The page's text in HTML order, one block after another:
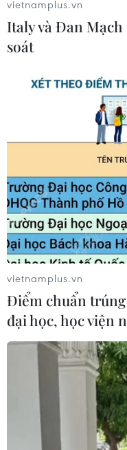
#Thụy Sĩ #Davos
#Xe trượt tuyết
Theo dõi VietnamPlus
TIN LIÊN QUAN
vietnamplus.vn
Italy và Đan
soát
vietnamplus.vn
Điểm chuẩn
đại học, học viện